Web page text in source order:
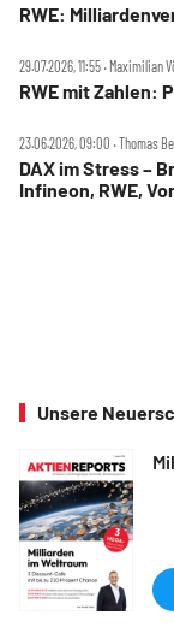
RWE:
29.07.2026, 11:55 ‧ Maximilian
RWE mit Zahlen:
23.06.2026, 09:00 ‧ Thomas
DAX im Stress –
Infineon, RWE,
Unsere